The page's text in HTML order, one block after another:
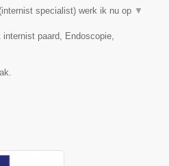
specialist) werk ik nu op ▼
paard, Endoscopie,